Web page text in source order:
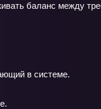
баланс между
в системе.